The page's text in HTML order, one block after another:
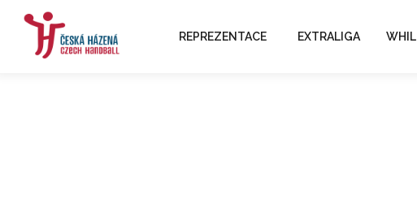
REPREZENTACE EXTRALIGA WHIL